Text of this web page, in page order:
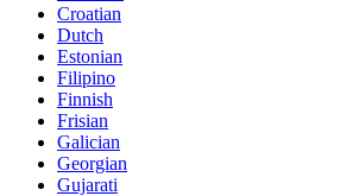
Croatian
Dutch
Estonian
Filipino
Finnish
Frisian
Galician
Georgian
Gujarati